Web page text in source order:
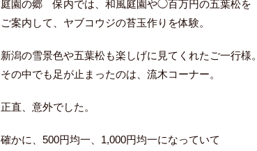
庭園の郷 保内では、和風庭園や◯百万円の五葉松を
ご案内して、ヤブコウジの苔玉作りを体験。
新潟の雪景色や五葉松も楽しげに見てくれたご一行様。
その中でも足が止まったのは、流木コーナー。
正直、意外でした。
確かに、500円均一、1,000円均一になっていて